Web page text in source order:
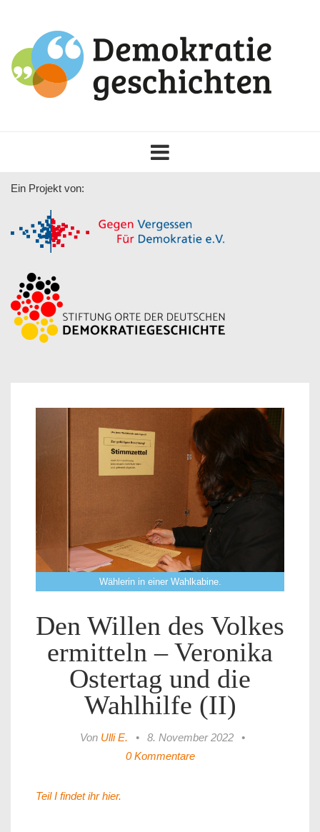
navigation
Ein Projekt von:
Wählerin in einer Wahlkabine.
Den Willen des Volkes
ermitteln – Veronika
Ostertag und die
Wahlhilfe (II)
Von Ulli E. • 8. November 2022
•
0 Kommentare
Teil I findet ihr hier.